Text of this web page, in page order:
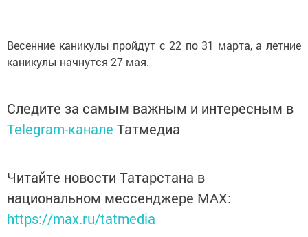
Весенние каникулы пройдут с 22 по 31 марта, а летние
каникулы начнутся 27 мая.
Следите за самым важным и интересным в
Telegram-канале Татмедиа
Читайте новости Татарстана в
национальном мессенджере MАХ:
https://max.ru/tatmedia